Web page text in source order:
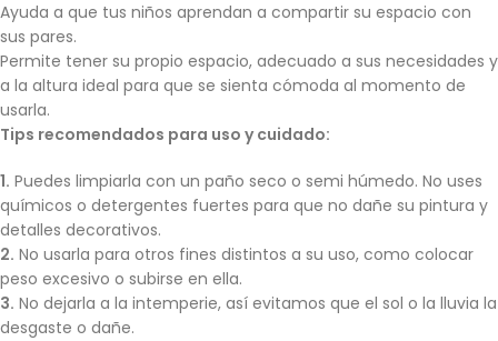
Ayuda a que tus niños aprendan a compartir su espacio con
sus pares.
Permite tener su propio espacio, adecuado a sus necesidades y
a la altura ideal para que se sienta cómoda al momento de
usarla.
Tips recomendados para uso y cuidado:
1. Puedes limpiarla con un paño seco o semi húmedo. No uses
químicos o detergentes fuertes para que no dañe su pintura y
detalles decorativos.
2. No usarla para otros fines distintos a su uso, como colocar
peso excesivo o subirse en ella.
3. No dejarla a la intemperie, así evitamos que el sol o la lluvia la
desgaste o dañe.